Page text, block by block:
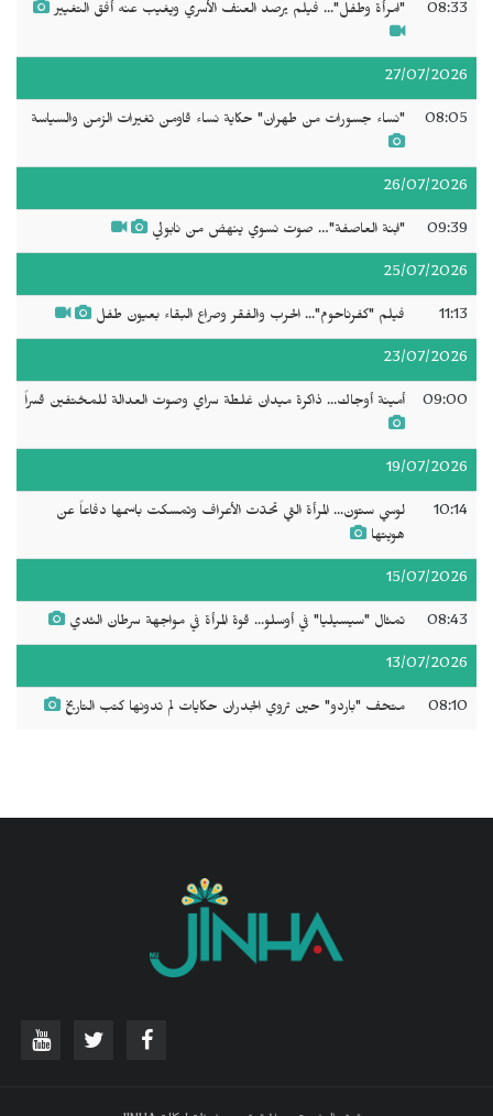
08:33 "امرأة وطفل"... فيلم يرصد العنف الأسري ويغيب عنه أفق التغيير
27/07/2026
08:05 "نساء جسورات من طهران" حكاية نساء قاومن تغيرات الزمن والسياسة
26/07/2026
09:39 "ابنة العاصفة"… صوت نسوي ينهض من نابولي
25/07/2026
11:13 فيلم "كفرناحوم"... الحرب والفقر وصراع البقاء بعيون طفل
23/07/2026
09:00 أمينة أوجاك... ذاكرة ميدان غلطة سراي وصوت العدالة للمختفين قسراً
19/07/2026
10:14
لوسي ستون... المرأة التي تحدّت الأعراف وتمسكت باسمها دفاعاً عن
هويتها
15/07/2026
08:43 تمثال "سيسيليا" في أوسلو... قوة المرأة في مواجهة سرطان الثدي
13/07/2026
08:10 متحف "باردو" حين تروي الجدران حكايات لم تدونها كتب التاريخ